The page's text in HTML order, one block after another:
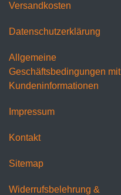
Versandkosten
Datenschutzerklärung
Allgemeine
Geschäftsbedingungen mit
Kundeninformationen
Impressum
Kontakt
Sitemap
Widerrufsbelehrung &